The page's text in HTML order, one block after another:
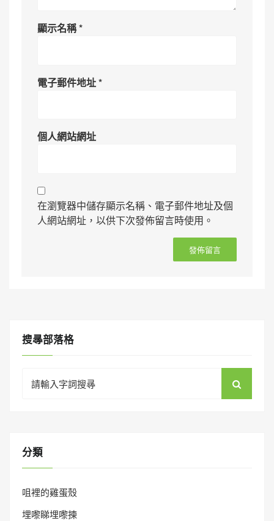
顯示名稱*
電子郵件地址*
個人網站網址
在瀏覽器中儲存顯示名稱、電子郵件地址及個
人網站網址，以供下次發佈留言時使用。
搜㝷部落格
for:
分類
咀裡的雞蛋殼
埋嚟睇埋嚟揀